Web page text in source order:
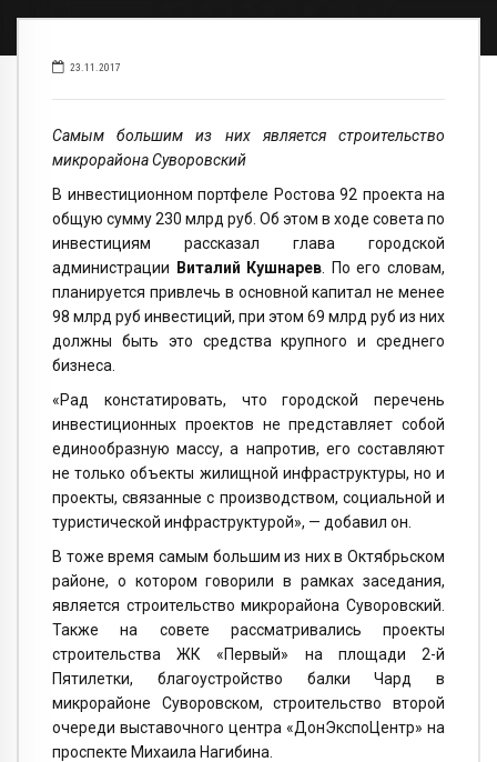
23.11.2017
Самым большим из них является строительство
микрорайона Суворовский
В инвестиционном портфеле Ростова 92 проекта на
общую сумму 230 млрд руб. Об этом в ходе совета по
инвестициям рассказал глава городской
администрации
Виталий Кушнарев. По его словам,
планируется привлечь в основной капитал не менее
98 млрд руб инвестиций, при этом 69 млрд руб из них
должны быть это средства крупного и среднего
бизнеса.
«Рад констатировать, что городской перечень
инвестиционных проектов не представляет собой
единообразную массу, а напротив, его составляют
не только объекты жилищной инфраструктуры, но и
проекты, связанные с производством, социальной и
туристической инфраструктурой», — добавил он.
В тоже время самым большим из них в Октябрьском
районе, о котором говорили в рамках заседания,
является строительство микрорайона Суворовский.
Также на совете рассматривались проекты
строительства ЖК «Первый» на площади 2-й
Пятилетки, благоустройство балки Чард в
микрорайоне Суворовском, строительство второй
очереди выставочного центра «ДонЭкспоЦентр» на
проспекте Михаила Нагибина.